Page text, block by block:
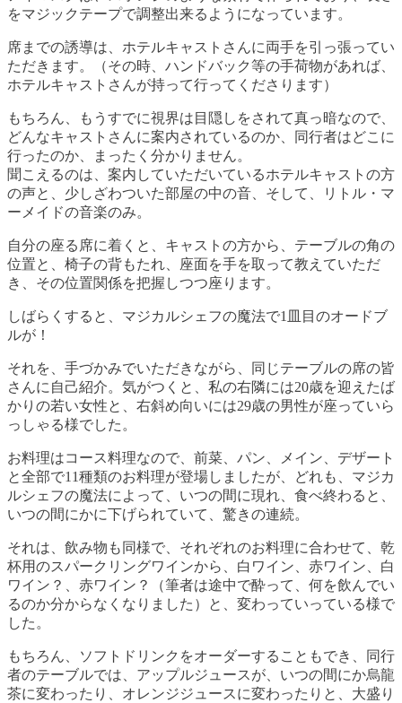
をマジックテープで調整出来るようになっています。
席までの誘導は、ホテルキャストさんに両手を引っ張ってい
ただきます。（その時、ハンドバック等の手荷物があれば、
ホテルキャストさんが持って行ってくださります）
もちろん、もうすでに視界は目隠しをされて真っ暗なので、
どんなキャストさんに案内されているのか、同行者はどこに
行ったのか、まったく分かりません。
聞こえるのは、案内していただいているホテルキャストの方
の声と、少しざわついた部屋の中の音、そして、リトル・マ
ーメイドの音楽のみ。
自分の座る席に着くと、キャストの方から、テーブルの角の
位置と、椅子の背もたれ、座面を手を取って教えていただ
き、その位置関係を把握しつつ座ります。
しばらくすると、マジカルシェフの魔法で1皿目のオードブ
ルが！
それを、手づかみでいただきながら、同じテーブルの席の皆
さんに自己紹介。気がつくと、私の右隣には20歳を迎えたば
かりの若い女性と、右斜め向いには29歳の男性が座っていら
っしゃる様でした。
お料理はコース料理なので、前菜、パン、メイン、デザート
と全部で11種類のお料理が登場しましたが、どれも、マジカ
ルシェフの魔法によって、いつの間に現れ、食べ終わると、
いつの間にかに下げられていて、驚きの連続。
それは、飲み物も同様で、それぞれのお料理に合わせて、乾
杯用のスパークリングワインから、白ワイン、赤ワイン、白
ワイン？、赤ワイン？（筆者は途中で酔って、何を飲んでい
るのか分からなくなりました）と、変わっていっている様で
した。
もちろん、ソフトドリンクをオーダーすることもでき、同行
者のテーブルでは、アップルジュースが、いつの間にか烏龍
茶に変わったり、オレンジジュースに変わったりと、大盛り